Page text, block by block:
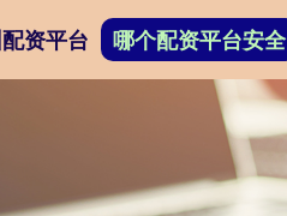
资平台 哪个配资平台安全